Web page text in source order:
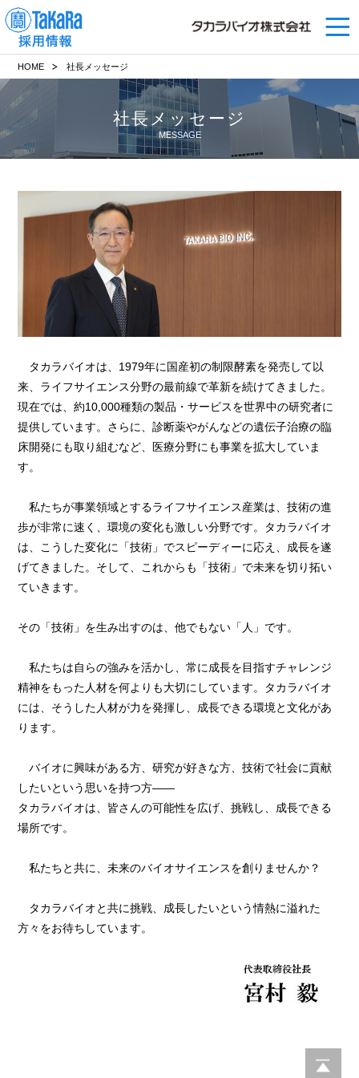
HOME 社長メッセージ
社長メッセージ
MESSAGE
タカラバイオは、1979年に国産初の制限酵素を発売して以
来、ライフサイエンス分野の最前線で革新を続けてきました。
現在では、約10,000種類の製品・サービスを世界中の研究者に
提供しています。さらに、診断薬やがんなどの遺伝子治療の臨
床開発にも取り組むなど、医療分野にも事業を拡大していま
す。
私たちが事業領域とするライフサイエンス産業は、技術の進
歩が非常に速く、環境の変化も激しい分野です。タカラバイオ
は、こうした変化に「技術」でスピーディーに応え、成長を遂
げてきました。そして、これからも「技術」で未来を切り拓い
ていきます。
その「技術」を生み出すのは、他でもない「人」です。
私たちは自らの強みを活かし、常に成長を目指すチャレンジ
精神をもった人材を何よりも大切にしています。タカラバイオ
には、そうした人材が力を発揮し、成長できる環境と文化があ
ります。
バイオに興味がある方、研究が好きな方、技術で社会に貢献
したいという思いを持つ方——
タカラバイオは、皆さんの可能性を広げ、挑戦し、成長できる
場所です。
私たちと共に、未来のバイオサイエンスを創りませんか？
タカラバイオと共に挑戦、成長したいという情熱に溢れた
方々をお待ちしています。